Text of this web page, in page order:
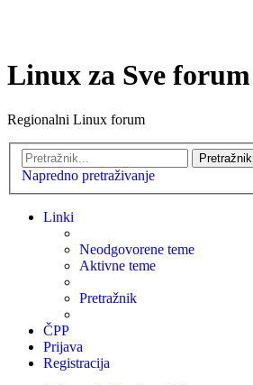
Linux za Sve forum
Regionalni Linux forum
Pretražnik
Napredno pretraživanje
Linki
Neodgovorene teme
Aktivne teme
Pretražnik
ČPP
Prijava
Registracija